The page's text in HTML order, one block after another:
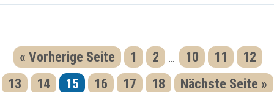
« Vorherige Seite 1 2 10 11
12
13
14 15 16 17 18 Nächste Seite »